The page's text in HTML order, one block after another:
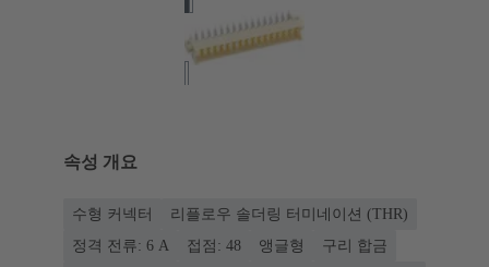
속성 개요
수형 커넥터
리플로우 솔더링 터미네이션 (THR)
정격 전류: ‌6 A
접점: 48 앵글형
구리 합금